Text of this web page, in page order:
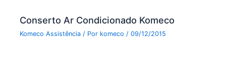
Conserto Ar Condicionado Komeco
Komeco Assistência / Por komeco/09/12/2015